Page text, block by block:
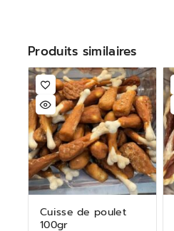
Produits similaires
Cuisse de poulet
100gr